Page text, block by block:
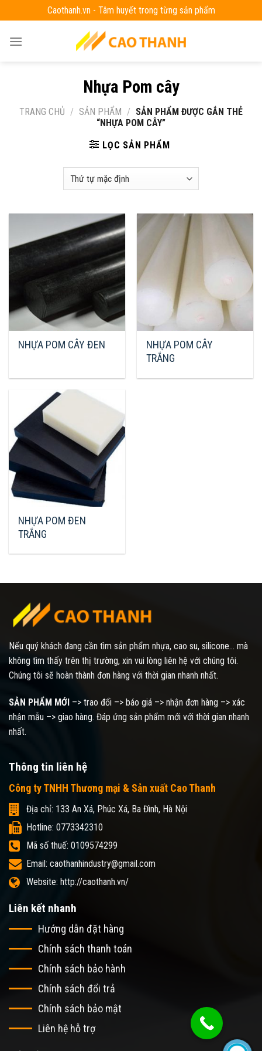
to
content
Caothanh.vn - Tâm huyết trong từng sản phẩm
Nhựa Pom cây
TRANG CHỦ / SẢN PHẨM / SẢN PHẨM ĐƯỢC GẮN THẺ
“NHỰA POM CÂY”
LỌC SẢN PHẨM
NHỰA POM CÂY ĐEN
NHỰA POM CÂY
TRẮNG
NHỰA POM ĐEN
TRẮNG
Nếu quý khách đang cần tìm sản phẩm nhựa, cao su, silicone... mà
không tìm thấy trên thị trường, xin vui lòng liên hệ với chúng tôi.
Chúng tôi sẽ hoàn thành đơn hàng với thời gian nhanh nhất.
SẢN PHẨM MỚI –> trao đổi –> báo giá –> nhận đơn hàng –> xác
nhận mẫu –> giao hàng. Đáp ứng sản phẩm mới với thời gian nhanh
nhất.
Thông tin liên hệ
Công ty TNHH Thương mại & Sản xuất Cao Thanh
Địa chỉ: 133 An Xá, Phúc Xá, Ba Đình, Hà Nội
Hotline: 0773342310
Mã số thuế: 0109574299
Email: caothanhindustry@gmail.com
Website: http://caothanh.vn/
Liên kết nhanh
Hướng dẫn đặt hàng
Chính sách thanh toán
Chính sách bảo hành
Chính sách đổi trả
Chính sách bảo mật
Liên hệ hỗ trợ